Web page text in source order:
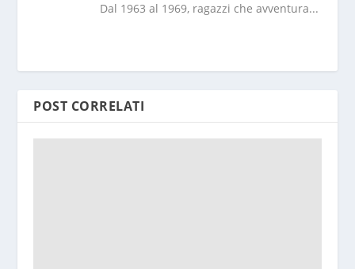
Dal 1963 al 1969, ragazzi che avventura...
POST CORRELATI